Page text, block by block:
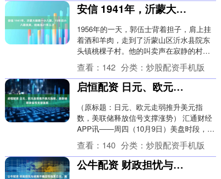
安信 1941年，沂蒙大娘救一小八路，15年后小八路找来，给她当21年儿子
1956年的一天，郭伍士背着担子，肩上挂
着酒和羊肉，走到了沂蒙山区沂水县院东
头镇桃棵子村。他的叫卖声在寂静的村子
里没有引来多少顾客。可他并不在意，便
把担子放到一....
查看： 142 分类： 炒股配资手机版
启恒配资 日元、欧元走弱推升美元指数，美联储释放信号支撑涨势
（原标题：日元、欧元走弱推升美元指
数，美联储释放信号支撑涨势） 汇通财经
APP讯——周四（10月9日）美盘时段，美
元指数盘中上涨0.54%，报99.377，创下....
查看： 140 分类： 炒股配资手机版
公牛配资 财政担忧与政策不确定性拖累日元，美元兑日元维持高位震荡